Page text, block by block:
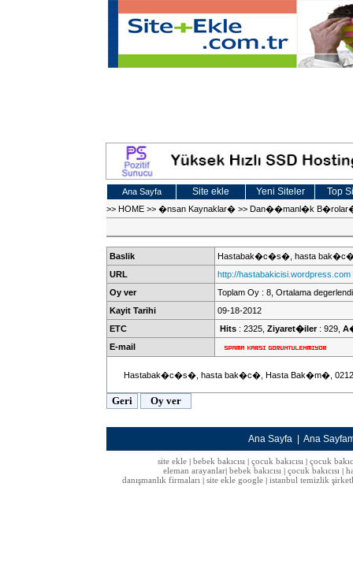
Ana Sayfa Site ekle Yeni Siteler Top
>> HOME >> �nsan Kaynaklar� >> Dan��manl�k
Baslik
Hastabak�c�s�, hasta
URL
http://hastabakicisi.wordpress.com
Oy ver
Toplam Oy : 8, Ortalama
Kayit Tarihi
09-18-2012
ETC
Hits : 2325, Ziyaret�iler: 929,
E-mail
Hastabak�c�s�, hasta bak�c�, Hasta Bak�m�,
Ana Sayfa Ana
site ekle| bebek bakıcısı| çocuk bakıcısı| çocuk
eleman arayanlar bebek bakıcısı çocuk bakıcısı
danışmanlık firmaları
site ekle google istanbul temizlik